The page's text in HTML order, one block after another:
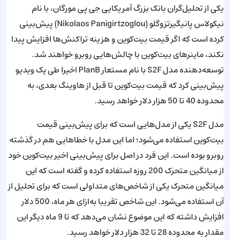
یکی از تحلیل‌گران بانک بزرگ آمریکایی جی پی مورگان، با نام
نیکولاس پانیگیرتزوگلو (Nikolaos Panigirtzoglou) پیش‌بینی
کرده است که اگر قیمت بیت‌کوین و هزینه تراکنش‌ها افزایش پیدا
نکند، ماینرهای بیت‌کوین با چالش‌هایی روبرو خواهند شد.
توسعه‌دهنده مدل S2F با نام مستعار PlanB اخیرا طی یک ویدیو
پیش‌بینی کرد که قیمت بیت‌کوین تا قبل از هاوینگ بعدی، به
محدوده 40 تا 50 هزار دلار خواهد رسید.
مدل S2F یکی از مدل‌هایی است که برای پیش‌بینی قیمت
بیت‌کوین استفاده می‌شود؛ اما این مدل با خطاهایی هم در گذشته
روبرو بوده است. این فرد در اصل برای پیش‌بینی اخیر بیت‌کوین خود
از میانگین متحرک 200 روزه استفاده کرده و گفته است که این
میانگین متحرک یکی از شاخص‌های متداولی است که برای تحلیل از
آن استفاده می‌شود. این شاخص تقریبا به‌ازای هر ماه، 500 دلار
افزایش داشته که این موضوع نشان می‌دهد که تا 9 ماه دیگر این
مقدار به محدوده 28 تا 32 هزار دلار خواهد رسید.